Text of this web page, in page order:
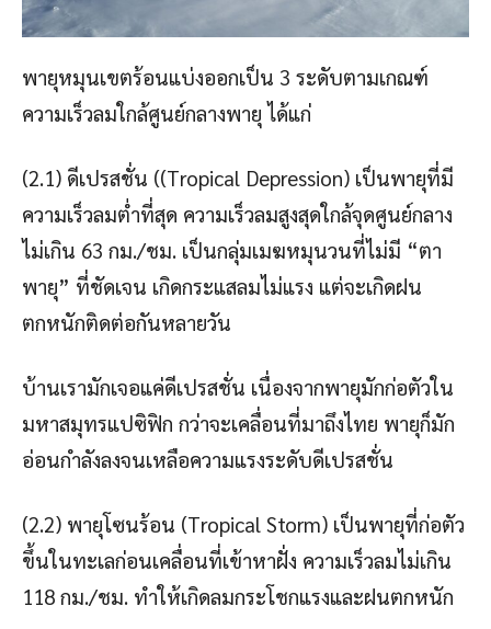
พายุหมุนเขตร้อนแบ่งออกเป็น 3 ระดับตามเกณฑ์
ความเร็วลมใกล้ศูนย์กลางพายุ ได้แก่
(2.1) ดีเปรสชั่น ((Tropical Depression) เป็นพายุที่มี
ความเร็วลมต่ำที่สุด ความเร็วลมสูงสุดใกล้จุดศูนย์กลาง
ไม่เกิน 63 กม./ชม. เป็นกลุ่มเมฆหมุนวนที่ไม่มี “ตา
พายุ” ที่ชัดเจน เกิดกระแสลมไม่แรง แต่จะเกิดฝน
ตกหนักติดต่อกันหลายวัน
บ้านเรามักเจอแค่ดีเปรสชั่น เนื่องจากพายุมักก่อตัวใน
มหาสมุทรแปซิฟิก กว่าจะเคลื่อนที่มาถึงไทย พายุก็มัก
อ่อนกำลังลงจนเหลือความแรงระดับดีเปรสชั่น
(2.2) พายุโซนร้อน (Tropical Storm) เป็นพายุที่ก่อตัว
ขึ้นในทะเลก่อนเคลื่อนที่เข้าหาฝั่ง ความเร็วลมไม่เกิน
118 กม./ชม. ทำให้เกิดลมกระโชกแรงและฝนตกหนัก